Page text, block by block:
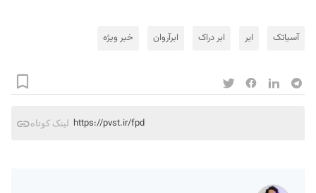
آسیاتک ابر ابر دراک ابرآروان خبر ویژه
لینک کوتاه https://pvst.ir/fpd